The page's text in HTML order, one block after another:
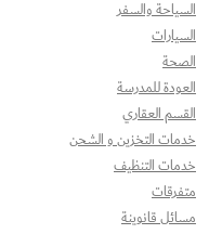
السياحة والسفر
السيارات
الصحة
العودة للمدرسة
القسم العقاري
خدمات التخزين و الشحن
خدمات التنظيف
متفرقات
مسائل قانوينة